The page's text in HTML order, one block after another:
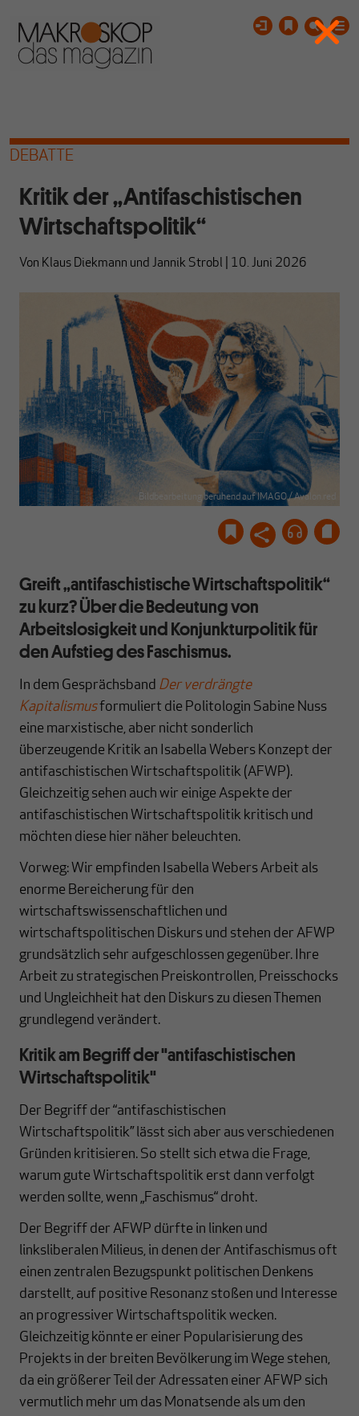
DEBATTE
Kritik der „Antifaschistischen
Wirtschaftspolitik“
Von Klaus Diekmann und Jannik Strobl 10. Juni 2026
Bildbearbeitung beruhend auf IMAGO / Avalon.red
Greift „antifaschistische Wirtschaftspolitik“
zu kurz? Über die Bedeutung von
Arbeitslosigkeit und Konjunkturpolitik für
den Aufstieg des Faschismus.
In dem Gesprächsband Der verdrängte
Kapitalismusformuliert die Politologin Sabine Nuss
eine marxistische, aber nicht sonderlich
überzeugende Kritik an Isabella Webers Konzept der
antifaschistischen Wirtschaftspolitik (AFWP).
Gleichzeitig sehen auch wir einige Aspekte der
antifaschistischen Wirtschaftspolitik kritisch und
möchten diese hier näher beleuchten.
Vorweg: Wir empfinden Isabella Webers Arbeit als
enorme Bereicherung für den
wirtschaftswissenschaftlichen und
wirtschaftspolitischen Diskurs und stehen der AFWP
grundsätzlich sehr aufgeschlossen gegenüber. Ihre
Arbeit zu strategischen Preiskontrollen, Preisschocks
und Ungleichheit hat den Diskurs zu diesen Themen
grundlegend verändert.
Kritik am Begriff der "antifaschistischen
Wirtschaftspolitik"
Der Begriff der “antifaschistischen
Wirtschaftspolitik” lässt sich aber aus verschiedenen
Gründen kritisieren. So stellt sich etwa die Frage,
warum gute Wirtschaftspolitik erst dann verfolgt
werden sollte, wenn „Faschismus“ droht.
Der Begriff der AFWP dürfte in linken und
linksliberalen Milieus, in denen der Antifaschismus oft
einen zentralen Bezugspunkt politischen Denkens
darstellt, auf positive Resonanz stoßen und Interesse
an progressiver Wirtschaftspolitik wecken.
Gleichzeitig könnte er einer Popularisierung des
Projekts in der breiten Bevölkerung im Wege stehen,
da ein größerer Teil der Adressaten einer AFWP sich
vermutlich mehr um das Monatsende als um den